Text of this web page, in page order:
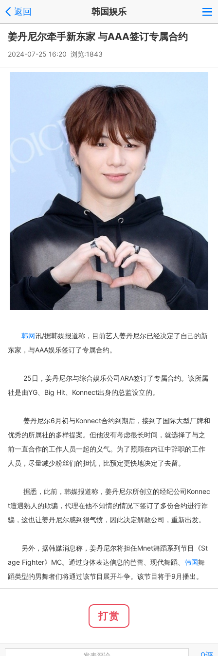
返回 韩国娱乐
姜丹尼尔牵手新东家 与AAA签订专属合约
2024-07-25 16:20 浏览:1843
韩网讯/据韩媒报道称，目前艺人姜丹尼尔已经决定了自己的新
东家，与AAA娱乐签订了专属合约。
25日，姜丹尼尔与综合娱乐公司ARA签订了专属合约。该所属
社是由YG、Big Hit、Konnect出身的总监设立的。
姜丹尼尔6月初与Konnect合约到期后，接到了国际大型厂牌和
优秀的所属社的多样提案。但他没有考虑很长时间，就选择了与之
前一直合作的工作人员一起的义气。为了照顾在内讧中辞职的工作
人员，尽量减少粉丝们的担忧，比预定更快地决定了去留。
据悉，此前，韩媒报道称，姜丹尼尔所创立的经纪公司Konnec
t遭遇熟人的欺骗，代理在他不知情的情况下签订了多份合约进行诈
骗，这也让姜丹尼尔感到很气愤，因此决定解散公司，重新出发。
另外，据韩媒消息称，姜丹尼尔将担任Mnet舞蹈系列节目《St
age Fighter》MC。通过身体表达信息的芭蕾、现代舞蹈、 韩国舞
蹈类型的男舞者们将通过该节目展开斗争。该节目将于9月播出。
打赏